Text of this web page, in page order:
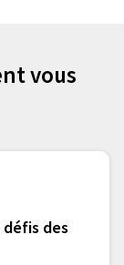
vous
défis des